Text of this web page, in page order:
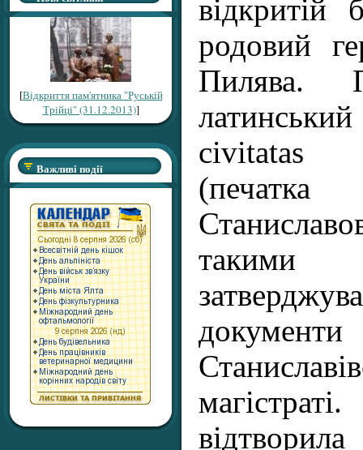
[Відкриття пам'ятника "Руській
Трійці" (31.12.2013)]
Важливі події
відкритій
родовий
Пилява.
civitatas
такими